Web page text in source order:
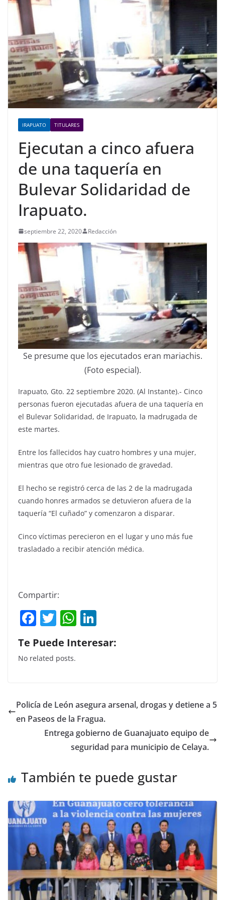
IRAPUATO TITULARES
Ejecutan a cinco afuera
de una taquería en
Bulevar Solidaridad de
Irapuato.
septiembre 22, 2020 Redacción
Se presume que los ejecutados eran mariachis.
(Foto especial).
Irapuato, Gto. 22 septiembre 2020. (Al Instante).- Cinco
personas fueron ejecutadas afuera de una taquería en
el Bulevar Solidaridad, de Irapuato, la madrugada de
este martes.
Entre los fallecidos hay cuatro hombres y una mujer,
mientras que otro fue lesionado de gravedad.
El hecho se registró cerca de las 2 de la madrugada
cuando honres armados se detuvieron afuera de la
taquería “El cuñado” y comenzaron a disparar.
Cinco víctimas perecieron en el lugar y uno más fue
trasladado a recibir atención médica.
Compartir:
F
a
c
e
o
o
T
w
itt
er
W
h
at
p
p
k
n
Te Puede Interesar:
No related posts.
Policía de León asegura arsenal, drogas y detiene a 5
en Paseos de la Fragua.
Entrega gobierno de Guanajuato equipo de
seguridad para municipio de Celaya.
También te puede gustar